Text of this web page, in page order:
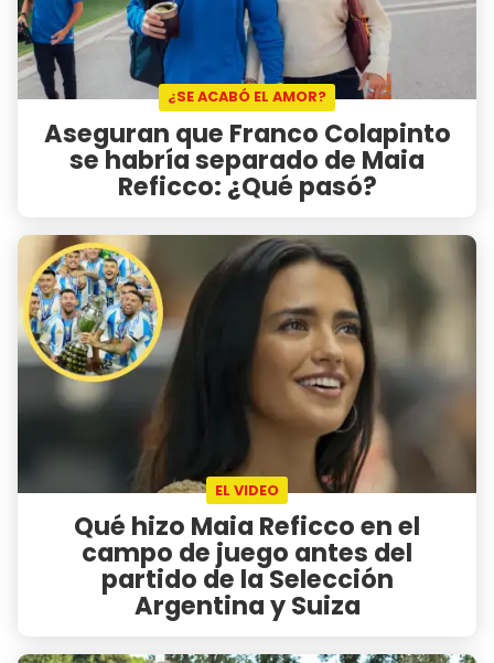
¿SE ACABÓ EL AMOR?
Aseguran que Franco Colapinto
se habría separado de Maia
Reficco: ¿Qué pasó?
EL VIDEO
Qué hizo Maia Reficco en el
campo de juego antes del
partido de la Selección
Argentina y Suiza